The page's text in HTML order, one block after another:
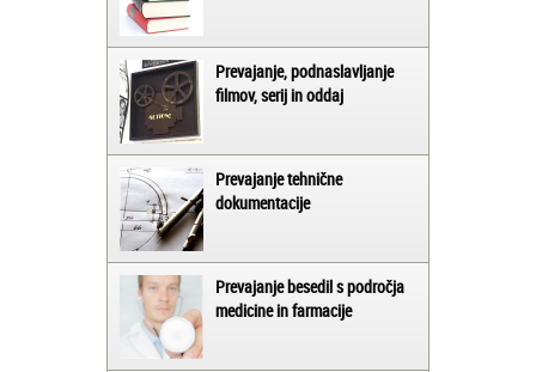
Prevajanje, podnaslavljanje
filmov, serij in oddaj
Prevajanje tehnične
dokumentacije
Prevajanje besedil s področja
medicine in farmacije